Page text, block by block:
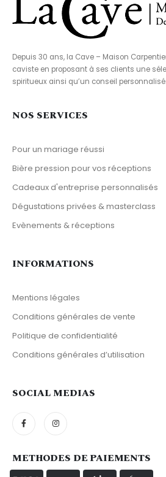
Depuis 30 ans, la Cave – Maison
caviste en proposant à ses clients une
spiritueux ainsi qu’un conseil personnalisé.
NOS SERVICES
Pour un mariage réussi
Bière pression pour vos réceptions
Cadeaux d'entreprise personnalisés
Dégustations privées & masterclass
Evènements & réceptions
INFORMATIONS
Mentions légales
Conditions générales de vente
Politique de confidentialité
Conditions générales d’utilisation
SOCIAL MEDIAS
METHODES DE PAIEMENTS